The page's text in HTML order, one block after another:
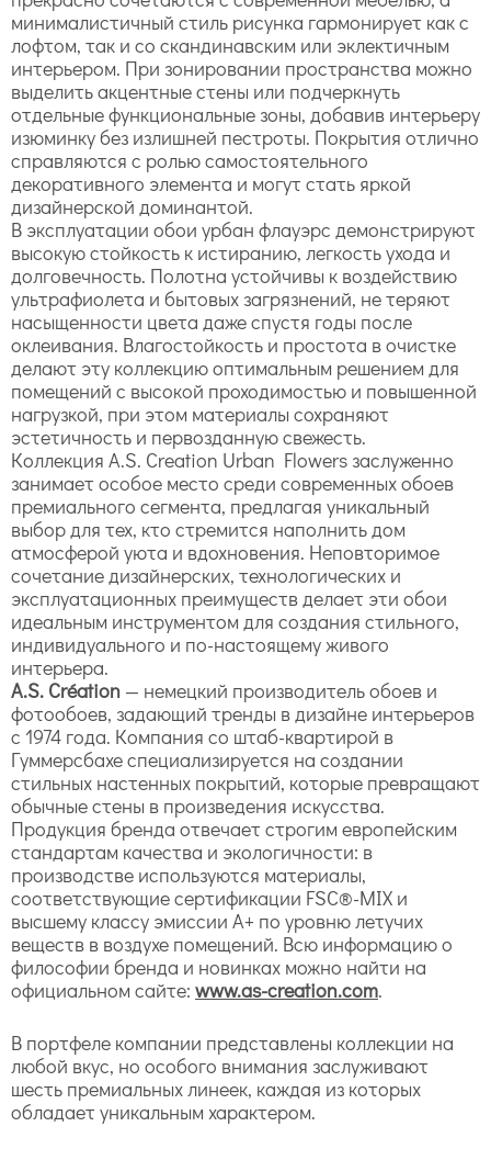
минималистичный стиль рисунка гармонирует как с
лофтом, так и со скандинавским или эклектичным
интерьером. При зонировании пространства можно
выделить акцентные стены или подчеркнуть
отдельные функциональные зоны, добавив интерьеру
изюминку без излишней пестроты. Покрытия отлично
справляются с ролью самостоятельного
декоративного элемента и могут стать яркой
дизайнерской доминантой.
В эксплуатации обои урбан флауэрс демонстрируют
высокую стойкость к истиранию, легкость ухода и
долговечность. Полотна устойчивы к воздействию
ультрафиолета и бытовых загрязнений, не теряют
насыщенности цвета даже спустя годы после
оклеивания. Влагостойкость и простота в очистке
делают эту коллекцию оптимальным решением для
помещений с высокой проходимостью и повышенной
нагрузкой, при этом материалы сохраняют
эстетичность и первозданную свежесть.
Коллекция A.S. Creation Urban Flowers заслуженно
занимает особое место среди современных обоев
премиального сегмента, предлагая уникальный
выбор для тех, кто стремится наполнить дом
атмосферой уюта и вдохновения. Неповторимое
сочетание дизайнерских, технологических и
эксплуатационных преимуществ делает эти обои
идеальным инструментом для создания стильного,
индивидуального и по-настоящему живого
интерьера.
A.S. Création — немецкий производитель обоев и
фотообоев, задающий тренды в дизайне интерьеров
с 1974 года. Компания со штаб-квартирой в
Гуммерсбахе специализируется на создании
стильных настенных покрытий, которые превращают
обычные стены в произведения искусства.
Продукция бренда отвечает строгим европейским
стандартам качества и экологичности: в
производстве используются материалы,
соответствующие сертификации FSC®-MIX и
высшему классу эмиссии A+ по уровню летучих
веществ в воздухе помещений. Всю информацию о
философии бренда и новинках можно найти на
официальном сайте: www.as-creation.com.
В портфеле компании представлены коллекции на
любой вкус, но особого внимания заслуживают
шесть премиальных линеек, каждая из которых
обладает уникальным характером.